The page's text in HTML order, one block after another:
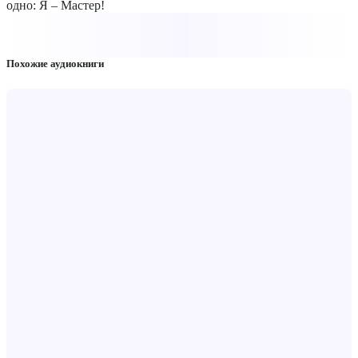
одно: Я – Мастер!
Похожие аудиокниги